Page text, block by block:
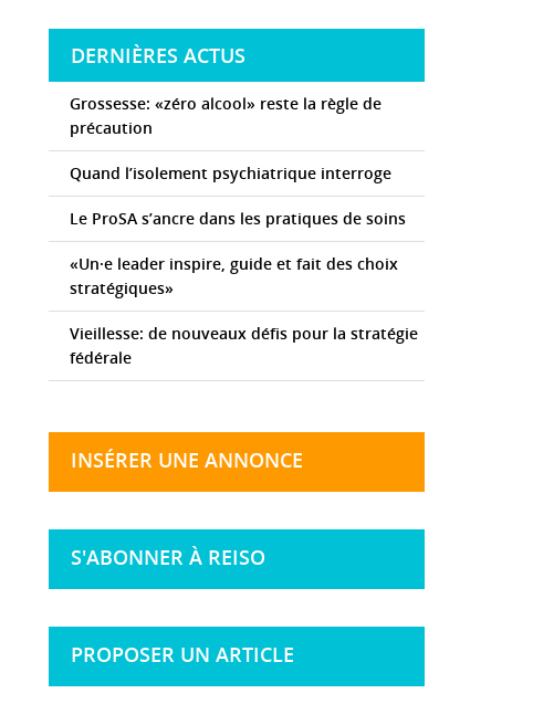
DERNIÈRES ACTUS
Grossesse: «zéro alcool» reste la règle de
précaution
Quand l’isolement psychiatrique interroge
Le ProSA s’ancre dans les pratiques de soins
«Un·e leader inspire, guide et fait des choix
stratégiques»
Vieillesse: de nouveaux défis pour la stratégie
fédérale
INSÉRER UNE ANNONCE
S'ABONNER À REISO
PROPOSER UN ARTICLE